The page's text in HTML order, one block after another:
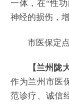
一体，在“性
神经的损伤，
市医保定点
【兰州陇
作为兰州市医
范诊疗、诚信